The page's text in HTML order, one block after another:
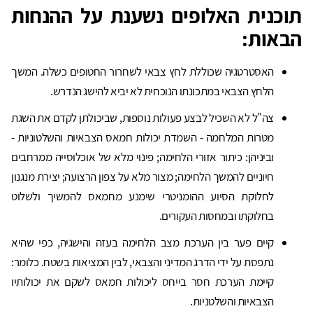
תוכנית האלופים נשענת על ההנחות
הבאות:
האסטרטגיה שכוללת לחץ צבאי לשחרור החטופים כשלה. המשך
הלחץ הצבאי במתכונתו הנוכחית לא יביא להישג הנדרש.
צה"ל לא השכיל לבצע פעולות נוספות, שביכולתן לקדם את השגת
מטרות המלחמה - השמדת יכולות חמאס הצבאיות והשלטוניות -
וביניהן: כיתור אזורי הלחימה; פינוי מלא של אוכלוסייה ממרחבים
חיוניים להמשך הלחימה; מצור מלא על צפון הרצועה; יצירת מנגנון
לחלוקת הסיוע ההומניטרי שימנע מחמאס להמשיך ולשלוט
בחלוקתו ובמחסות העקורים.
קיים פער בין הערכת מצב הלחימה בעזה והישגיה, כפי שהיא
נתפסת על ידי הדרג המדיני והצבאי, לבין המציאות בשטח. כלומר:
קיימת הערכת חסר בייחס ליכולות חמאס לשקם את יכולותיו
הצבאיות והשלטניות.